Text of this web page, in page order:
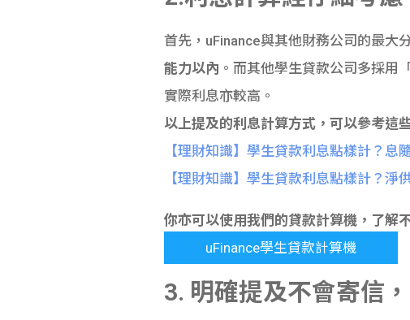
首先，uFinance與其他財務公司的最大
能力以內 。而其他學生貸款公司多採用
實際利息亦較高。
以上提及的利息計算方式，可以參考這
【理財知識】學生貸款利息點樣計？息
【理財知識】學生貸款利息點樣計？淨
你亦可以使用我們的貸款計算機，了解
uFinance學生貸款計算機
3. 明確提及不會寄信